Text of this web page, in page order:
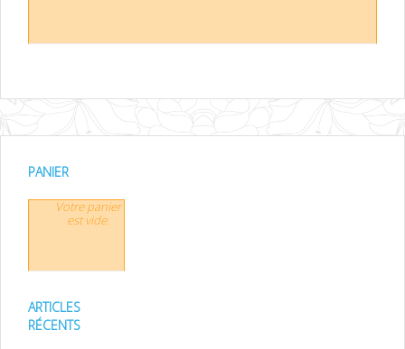
PANIER
Votre panier
est vide.
ARTICLES
RÉCENTS